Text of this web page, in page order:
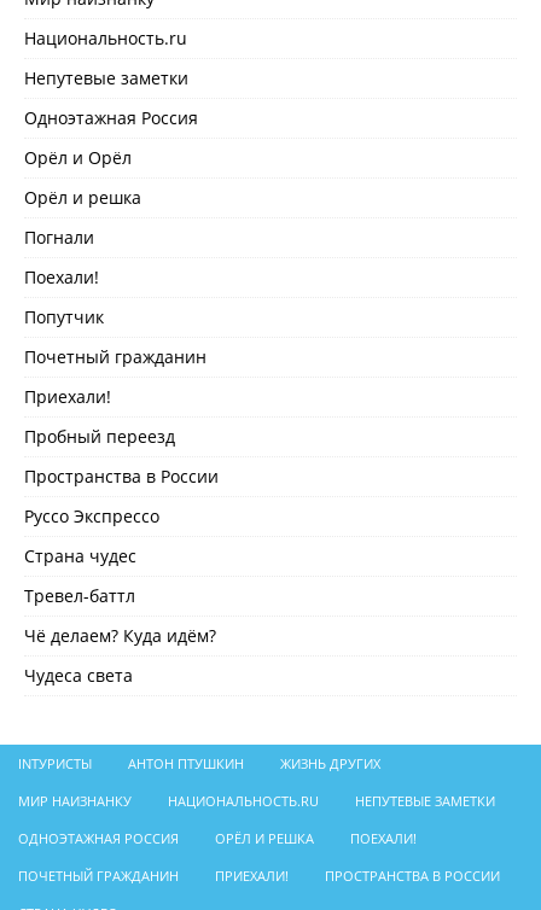
Национальность.ru
Непутевые заметки
Одноэтажная Россия
Орёл и Орёл
Орёл и решка
Погнали
Поехали!
Попутчик
Почетный гражданин
Приехали!
Пробный переезд
Пространства в России
Руссо Экспрессо
Страна чудес
Тревел-баттл
Чё делаем? Куда идём?
Чудеса света
INТУРИСТЫ АНТОН ПТУШКИН ЖИЗНЬ ДРУГИХ
МИР НАИЗНАНКУ НАЦИОНАЛЬНОСТЬ.RU НЕПУТЕВЫЕ ЗАМЕТКИ
ОДНОЭТАЖНАЯ РОССИЯ ОРЁЛ И РЕШКА ПОЕХАЛИ!
ПОЧЕТНЫЙ ГРАЖДАНИН ПРИЕХАЛИ! ПРОСТРАНСТВА В РОССИИ